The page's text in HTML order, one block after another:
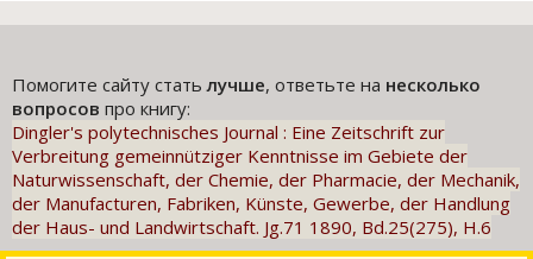
Помогите сайту статьлучше, ответьте на несколько
вопросов про книгу:
Dingler's polytechnisches Journal : Eine Zeitschrift zur
Verbreitung gemeinnütziger Kenntnisse im Gebiete der
Naturwissenschaft, der Chemie, der Pharmacie, der Mechanik,
der Manufacturen, Fabriken, Künste, Gewerbe, der Handlung
der Haus- und Landwirtschaft. Jg.71 1890, Bd.25(275), H.6